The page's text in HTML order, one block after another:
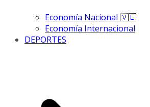
Economía Nacional 🇻🇪
Economía Internacional
DEPORTES